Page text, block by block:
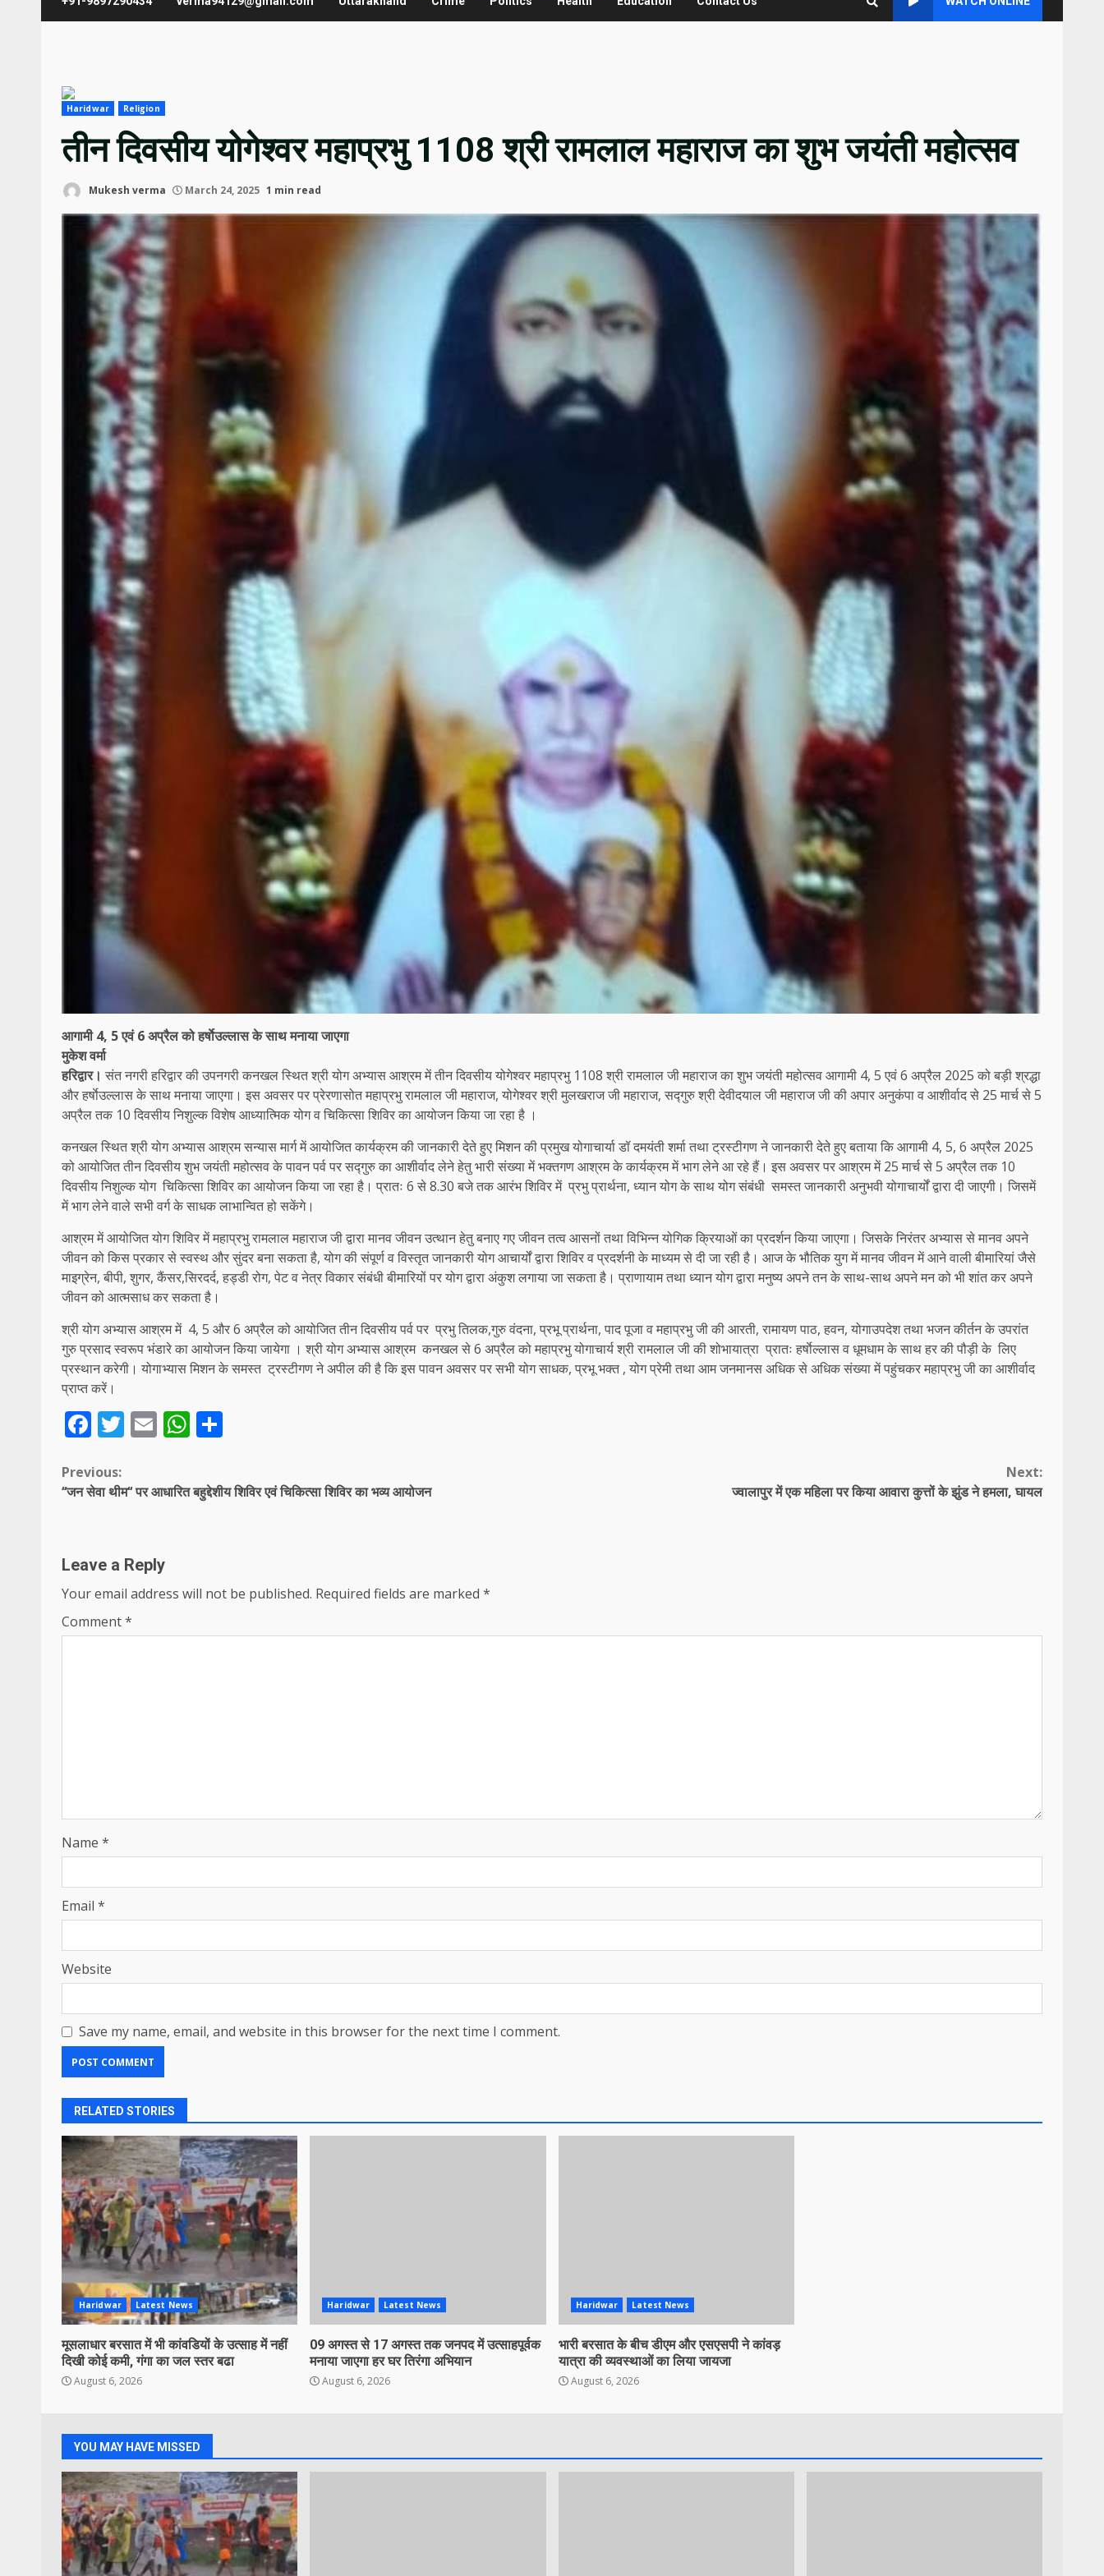
Haridwar Religion
तीन दिवसीय ‌‌योगेश्वर महाप्रभु 1108 श्री रामलाल महाराज का शुभ जयंती महोत्सव
Mukesh verma March 24, 2025 1 min read
आगामी 4, 5 एवं 6 अप्रैल को हर्षाेउल्लास के साथ मनाया जाएगा
मुकेश वर्मा
हरिद्वार। संत नगरी हरिद्वार की उपनगरी कनखल स्थित श्री योग अभ्यास आश्रम में तीन दिवसीय ‌‌योगेश्वर महाप्रभु 1108 श्री रामलाल जी‌ महाराज का शुभ जयंती महोत्सव आगामी 4, 5 एवं 6 अप्रैल 2025 को बड़ी श्रद्धा
और हर्षाेउल्लास के साथ मनाया जाएगा। इस अवसर पर प्रेरणासोत महाप्रभु रामलाल जी महाराज, योगेश्वर श्री मुलखराज जी महाराज, सद्गुरु श्री देवीदयाल जी महाराज जी की अपार अनुकंपा व आशीर्वाद से‌ 25 मार्च से 5
‌अप्रैल तक 10 दिवसीय ‌निशुल्क विशेष ‌आध्यात्मिक योग व‌ चिकित्सा शिविर का आयोजन किया जा रहा है ।
कनखल स्थित श्री योग अभ्यास आश्रम सन्यास मार्ग में आयोजित कार्यक्रम की जानकारी देते हुए मिशन की प्रमुख योगाचार्या डॉ दमयंती शर्मा तथा ट्रस्टीगण ने जानकारी देते हुए बताया कि आगामी 4, 5, 6 अप्रैल 2025 ‌
को आयोजित तीन दिवसीय शुभ जयंती महोत्सव के पावन पर्व पर सद्गुरु का आशीर्वाद लेने हेतु भारी संख्या में भक्तगण आश्रम के कार्यक्रम में भाग लेने आ रहे हैं। इस अवसर पर आश्रम में 25 मार्च ‌से 5‌ अप्रैल तक 10
दिवसीय निशुल्क योग ‌ चिकित्सा शिविर का आयोजन किया जा रहा है। प्रातः 6 से 8.30 बजे तक आरंभ शिविर में ‌ प्रभु प्रार्थना, ध्यान योग के साथ‌ योग संबंधी ‌ समस्त जानकारी‌ अनुभवी योगाचार्यों द्वारा‌ दी जाएगी। जिसमें
में भाग लेने वाले सभी वर्ग के साधक‌ लाभान्वित हो सकेंगे।
आश्रम में आयोजित योग शिविर में महाप्रभु रामलाल महाराज जी द्वारा मानव जीवन उत्थान हेतु बनाए गए जीवन तत्व आसनों तथा विभिन्न योगिक क्रियाओं का प्रदर्शन किया जाएगा। जिसके निरंतर अभ्यास से मानव अपने
जीवन को किस प्रकार से स्वस्थ और सुंदर बना सकता है, योग की संपूर्ण व विस्तृत जानकारी योग आचार्यों द्वारा शिविर ‌व प्रदर्शनी के माध्यम से दी जा रही है। आज के भौतिक युग में मानव जीवन में आने वाली बीमारियां जैसे
माइग्रेन, बीपी, शुगर, कैंसर,सिरदर्द, हड्डी रोग, पेट व नेत्र विकार संबंधी बीमारियों पर योग द्वारा अंकुश लगाया जा सकता है। प्राणायाम तथा ध्यान योग द्वारा मनुष्य अपने तन के साथ-साथ अपने मन को भी शांत कर अपने
जीवन को आत्मसाध कर सकता है।
श्री योग अभ्यास आश्रम में ‌ 4, 5 और 6 अप्रैल को आयोजित तीन दिवसीय पर्व पर ‌ प्रभु तिलक,गुरु वंदना, प्रभू प्रार्थना, पाद पूजा व महाप्रभु जी की आरती, रामायण पाठ, हवन, योगाउपदेश तथा भजन कीर्तन के उपरांत
गुरु प्रसाद स्वरूप भंडारे का आयोजन किया जायेगा । श्री योग अभ्यास आश्रम ‌ कनखल से 6 अप्रैल को महाप्रभु योगाचार्य श्री रामलाल जी की शोभायात्रा ‌ प्रातः हर्षाेल्लास व धूमधाम के साथ हर की पौड़ी के ‌ लिए
प्रस्थान करेगी। योगाभ्यास मिशन के समस्त ‌ ट्रस्टीगण ने अपील की है कि इस पावन अवसर पर सभी योग साधक, प्रभू भक्त , योग प्रेमी तथा आम जनमानस अधिक से अधिक संख्या में पहुंचकर महाप्रभु जी का आशीर्वाद
प्राप्त करें।
Facebook
Twitter
EmailWhatsApp
Continue
Previous:
‘‘जन सेवा थीम‘‘ पर आधारित बहुद्देशीय शिविर एवं चिकित्सा शिविर का भव्य आयोजन
Next:
ज्वालापुर में एक महिला पर किया आवारा कुत्तों के झुंड ने हमला, घायल
Leave a Reply
Your email address will not be published. Required fields are marked *
Comment*
Name *
Email *
Website
Save my name, email, and website in this browser for the next time I comment.
RELATED STORIES
Haridwar Latest News
मूसलाधार बरसात में भी कांवडियों के उत्साह में नहीं
दिखी कोई कमी, गंगा का जल स्तर बढा
August 6, 2026
Haridwar Latest News
09 अगस्त से 17 अगस्त तक जनपद में उत्साहपूर्वक
मनाया जाएगा हर घर तिरंगा अभियान
August 6, 2026
Haridwar Latest News
भारी बरसात के बीच डीएम और एसएसपी ने कांवड़
यात्रा की व्यवस्थाओं का लिया जायजा
August 6, 2026
YOU MAY HAVE MISSED